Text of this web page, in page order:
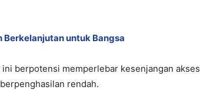
Berkelanjutan untuk Bangsa
berpotensi memperlebar kesenjangan akses
rendah.